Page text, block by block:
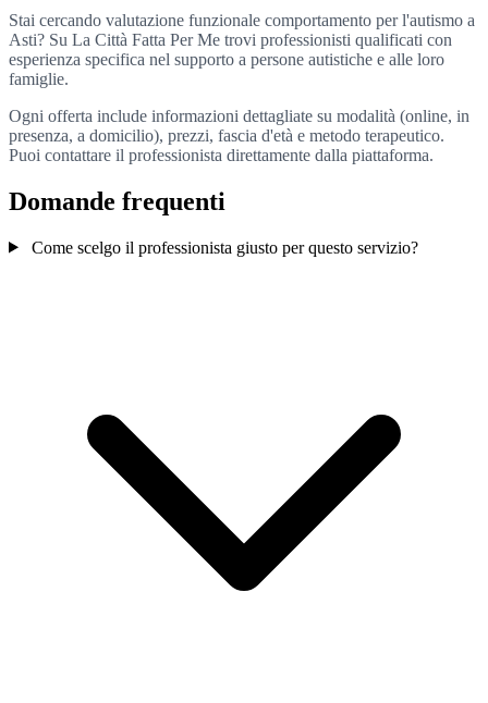
Stai cercando valutazione funzionale comportamento per l'autismo a
Asti? Su La Città Fatta Per Me trovi professionisti qualificati con
esperienza specifica nel supporto a persone autistiche e alle loro
famiglie.
Ogni offerta include informazioni dettagliate su modalità (online, in
presenza, a domicilio), prezzi, fascia d'età e metodo terapeutico.
Puoi contattare il professionista direttamente dalla piattaforma.
Domande frequenti
Come scelgo il professionista giusto per questo servizio?